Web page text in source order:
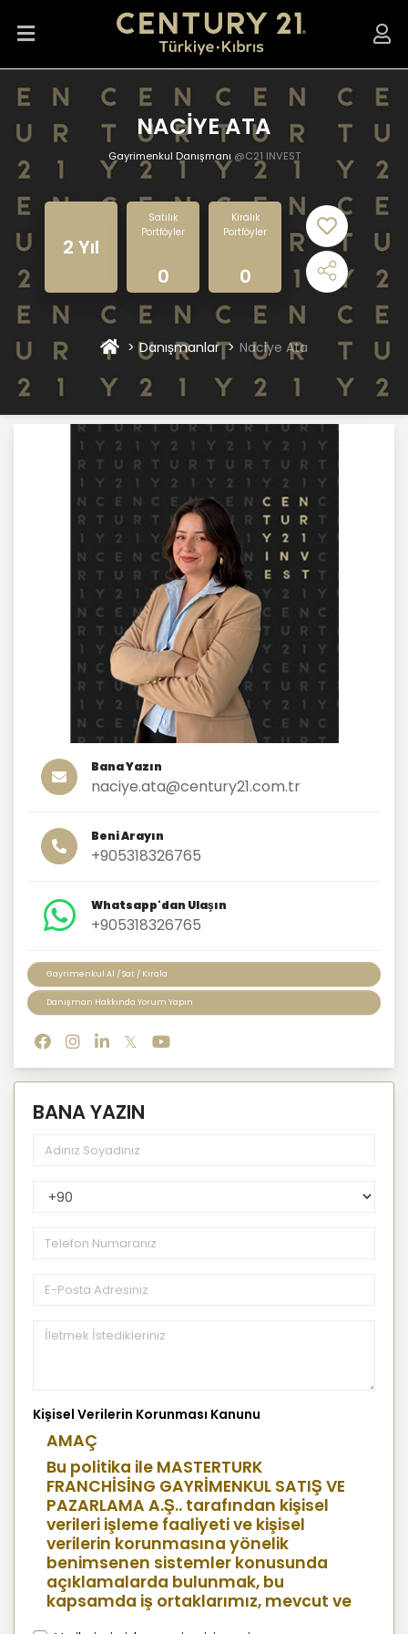
NACİYE ATA
Gayrimenkul Danışmanı @C21 INVEST
2 Yıl
Satılık
Portföyler
0
Kiralık
Portföyler
0
Danışmanlar Naciye Ata
Bana Yazın
naciye.ata@century21.com.tr
Beni Arayın
+905318326765
Whatsapp'dan Ulaşın
+905318326765
Gayrimenkul Al / Sat / Kirala
Danışman Hakkında Yorum Yapın
BANA YAZIN
PhoneNumberCountryPhoneCode
Kişisel Verilerin Korunması Kanunu
AMAÇ
Bu politika ile MASTERTURK
FRANCHİSİNG GAYRİMENKUL SATIŞ VE
PAZARLAMA A.Ş.. tarafından kişisel
verileri işleme faaliyeti ve kişisel
verilerin korunmasına yönelik
benimsenen sistemler konusunda
açıklamalarda bulunmak, bu
kapsamda iş ortaklarımız, mevcut ve